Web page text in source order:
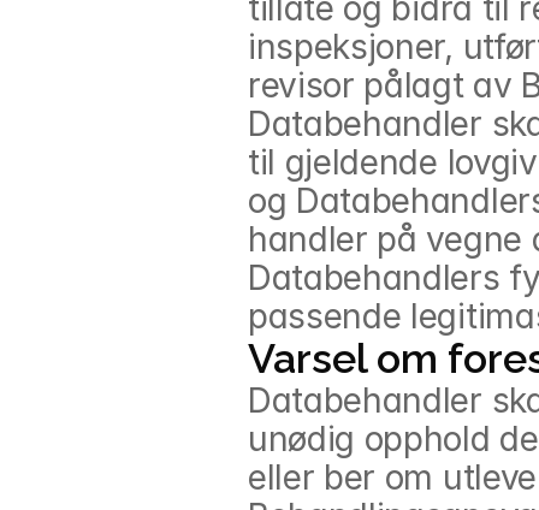
tillate og bidra til
inspeksjoner,
revisor pålagt av
Databehandler
til gjeldende
og
handler på
Databehandlers
passende
Varsel om
Databehandler
unødig opphold
eller ber om